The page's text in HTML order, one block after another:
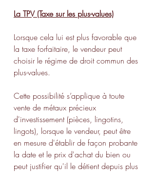
La TPV (Taxe sur les plus-values)
Lorsque cela lui est plus favorable que
la taxe forfaitaire, le vendeur peut
choisir le régime de droit commun des
plus-values.
Cette possibilité s’applique à toute
vente de métaux précieux
d'investissement (pièces, lingotins,
lingots), lorsque le vendeur, peut être
en mesure d'établir de façon probante
la date et le prix d'achat du bien ou
peut justifier qu'il le détient depuis plus